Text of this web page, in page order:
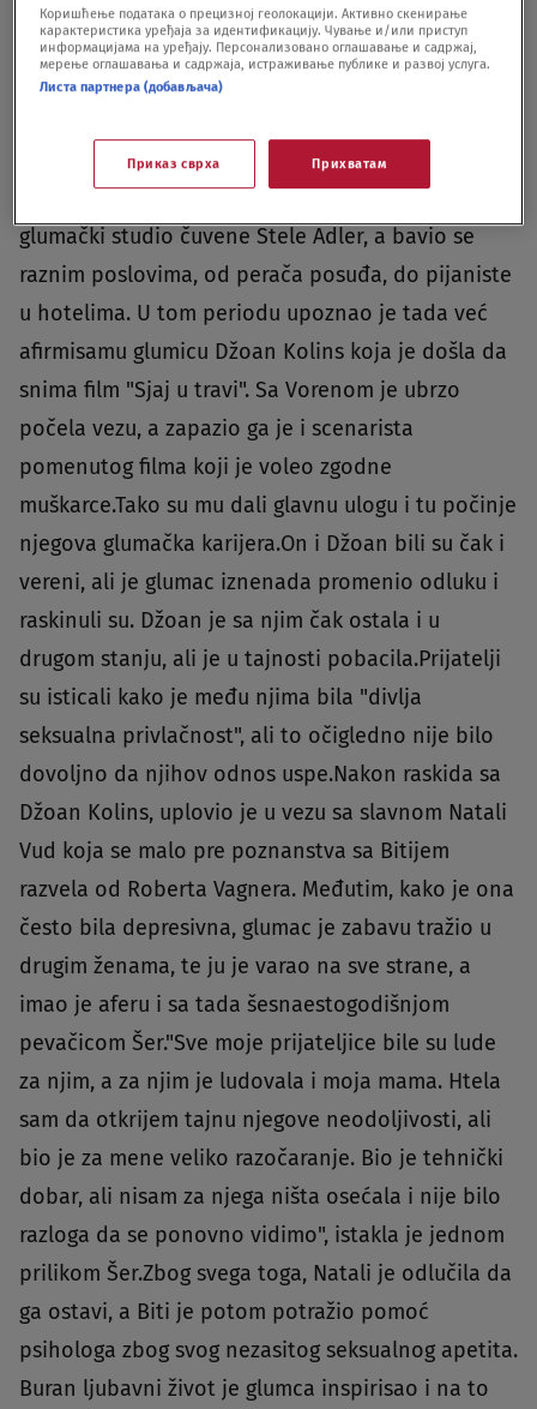
radi kao pomoćni scenski radnik u jednom
pozorištu.Kada je maturirao, odbio je desetak
sportskih stipendija kako bio mogao da upiše
odustao je i krenuo za sestrom koja je uveliko
počela da glumi na Brodveju.U Njujorku je upisao
glumački studio čuvene Stele Adler, a bavio se
raznim poslovima, od perača posuđa, do pijaniste
u hotelima. U tom periodu upoznao je tada već
afirmisamu glumicu Džoan Kolins koja je došla da
snima film "Sjaj u travi". Sa Vorenom je ubrzo
počela vezu, a zapazio ga je i scenarista
pomenutog filma koji je voleo zgodne
muškarce.Tako su mu dali glavnu ulogu i tu počinje
njegova glumačka karijera.On i Džoan bili su čak i
vereni, ali je glumac iznenada promenio odluku i
raskinuli su. Džoan je sa njim čak ostala i u
drugom stanju, ali je u tajnosti pobacila.Prijatelji
su isticali kako je među njima bila "divlja
seksualna privlačnost", ali to očigledno nije bilo
dovoljno da njihov odnos uspe.Nakon raskida sa
Džoan Kolins, uplovio je u vezu sa slavnom Natali
Vud koja se malo pre poznanstva sa Bitijem
razvela od Roberta Vagnera. Međutim, kako je ona
često bila depresivna, glumac je zabavu tražio u
drugim ženama, te ju je varao na sve strane, a
imao je aferu i sa tada šesnaestogodišnjom
pevačicom Šer."Sve moje prijateljice bile su lude
za njim, a za njim je ludovala i moja mama. Htela
sam da otkrijem tajnu njegove neodoljivosti, ali
bio je za mene veliko razočaranje. Bio je tehnički
dobar, ali nisam za njega ništa osećala i nije bilo
razloga da se ponovno vidimo", istakla je jednom
prilikom Šer.Zbog svega toga, Natali je odlučila da
ga ostavi, a Biti je potom potražio pomoć
psihologa zbog svog nezasitog seksualnog apetita.
Buran ljubavni život je glumca inspirisao i na to
Коришћење података о прецизној геолокацији. Активно скенирање
карактеристика уређаја за идентификацију. Чување и/или приступ
информацијама на уређају. Персонализовано оглашавање и садржај,
мерење оглашавања и садржаја, истраживање публике и развој услуга.
Листа партнера (добављача)
Приказ сврха Прихватам